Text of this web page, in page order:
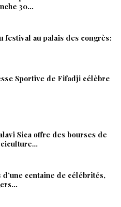
30…
festival au palais des congrès:
Sportive de Fifadji célèbre
Sica offre des bourses de
d’une centaine de célébrités,